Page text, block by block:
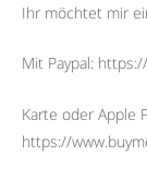
Ihr möchtet mir
Mit Paypal:
Karte oder Apple
https://